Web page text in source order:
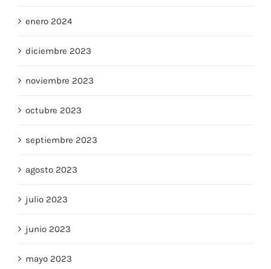
enero 2024
diciembre 2023
noviembre 2023
octubre 2023
septiembre 2023
agosto 2023
julio 2023
junio 2023
mayo 2023